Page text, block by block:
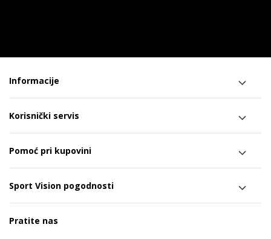
Informacije
Korisnički servis
Pomoć pri kupovini
Sport Vision pogodnosti
Pratite nas